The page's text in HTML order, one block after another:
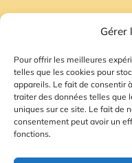
Gérer
Pour offrir les meilleures
telles que les cookies pour
appareils. Le fait de consentir
traiter des données telles que
uniques sur ce site. Le fait de
consentement peut avoir un
fonctions.
Mentions